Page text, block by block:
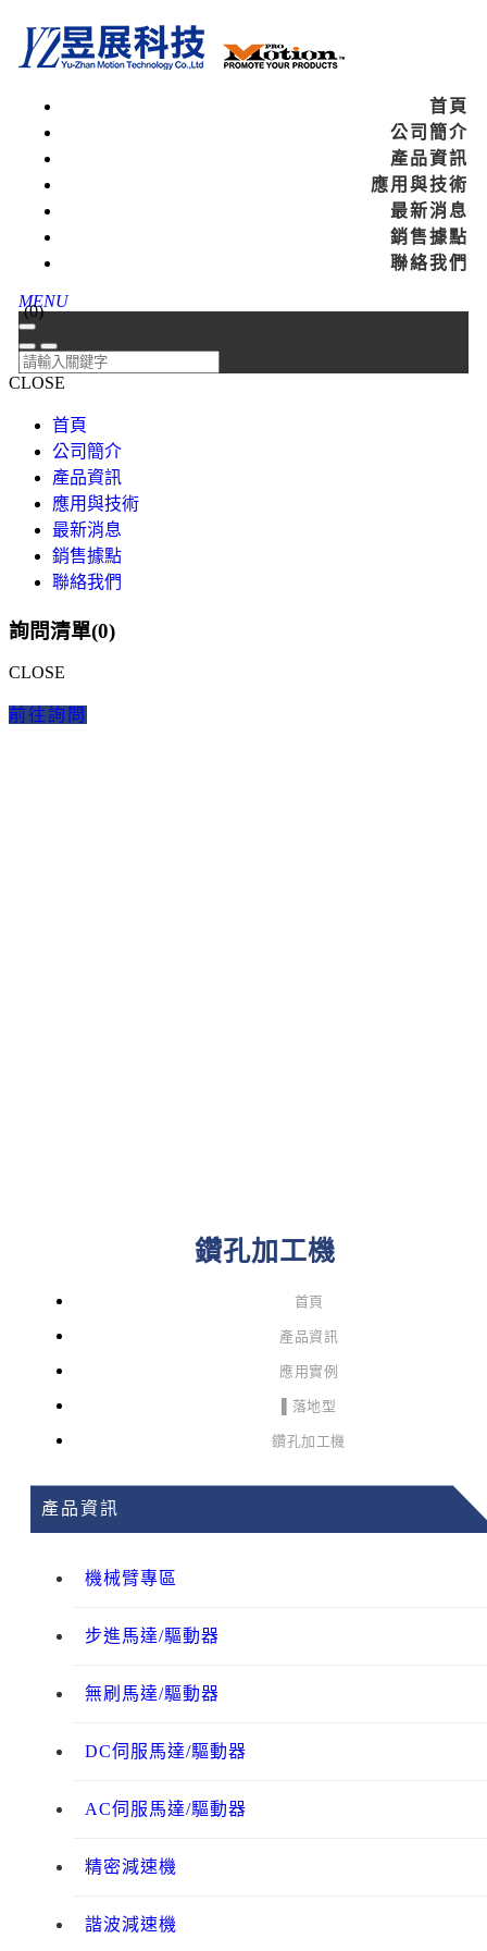
首頁
公司簡介
產品資訊
應用與技術
最新消息
銷售據點
聯絡我們
MENU
(0)
CLOSE
首頁
公司簡介
產品資訊
應用與技術
最新消息
銷售據點
聯絡我們
詢問清單(0)
CLOSE
前往詢問
鑽孔加工機
首頁
產品資訊
應用實例
▌落地型
鑽孔加工機
產品資訊
機械臂專區
步進馬達/驅動器
無刷馬達/驅動器
DC伺服馬達/驅動器
AC伺服馬達/驅動器
精密減速機
諧波減速機